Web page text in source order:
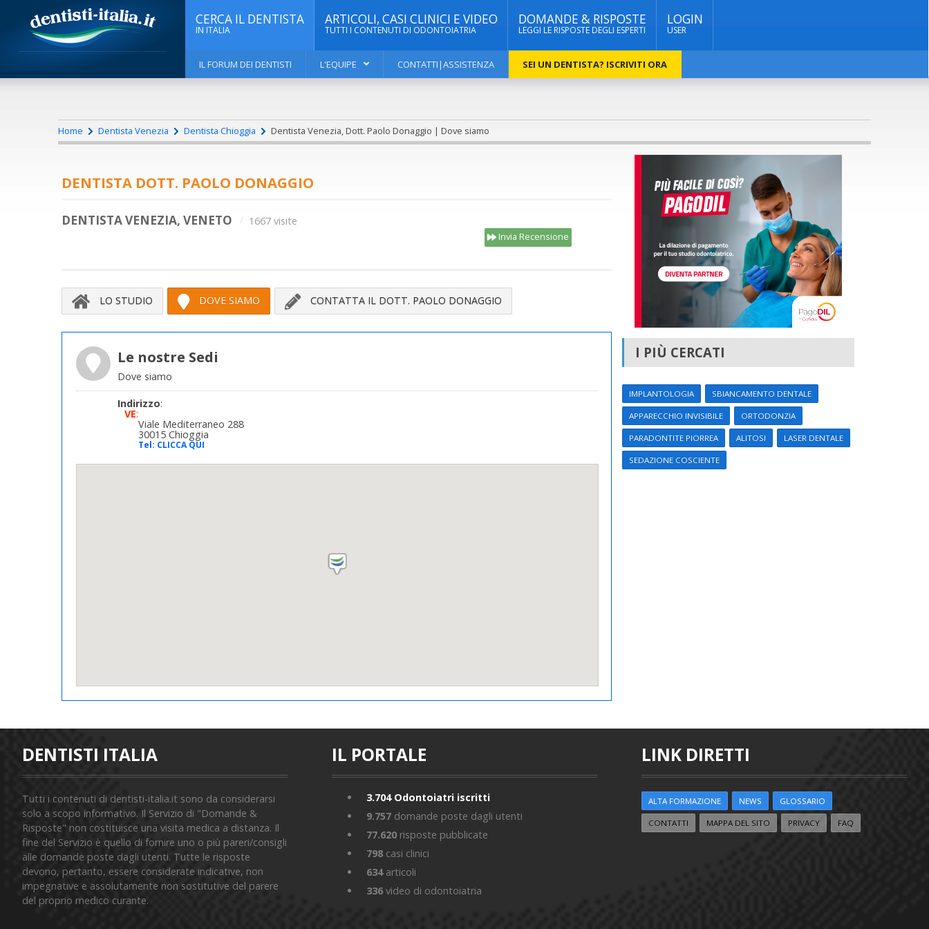
CERCA IL DENTISTA
IN ITALIA
ARTICOLI, CASI CLINICI E VIDEO
TUTTI I CONTENUTI DI ODONTOIATRIA
DOMANDE & RISPOSTE
LEGGI LE RISPOSTE DEGLI ESPERTI
LOGIN
USER
IL FORUM DEI DENTISTI L'EQUIPE CONTATTI|ASSISTENZA SEI UN DENTISTA? ISCRIVITI ORA
Home Dentista Venezia Dentista Chioggia Dentista Venezia, Dott. Paolo Donaggio | Dove siamo
DENTISTA DOTT. PAOLO DONAGGIO
DENTISTA VENEZIA, VENETO 1667 visite
Invia Recensione
LO STUDIO DOVE SIAMO CONTATTA IL DOTT. PAOLO DONAGGIO
Le nostre Sedi
Dove siamo
Indirizzo:
VE:
Viale Mediterraneo 288
30015 Chioggia
Tel: CLICCA QUI
I PIÙ CERCATI
IMPLANTOLOGIA SBIANCAMENTO DENTALE
APPARECCHIO INVISIBILE ORTODONZIA
PARADONTITE PIORREA ALITOSI LASER DENTALE
SEDAZIONE COSCIENTE
DENTISTI ITALIA
Tutti i contenuti di dentisti-italia.it sono da considerarsi
solo a scopo informativo. Il Servizio di "Domande &
Risposte" non costituisce una visita medica a distanza. Il
fine del Servizio è quello di fornire uno o più pareri/consigli
alle domande poste dagli utenti. Tutte le risposte
devono, pertanto, essere considerate indicative, non
impegnative e assolutamente non sostitutive del parere
del proprio medico curante.
IL PORTALE
3.704Odontoiatri iscritti
9.757 domande poste dagli utenti
77.620 risposte pubblicate
798 casi clinici
634articoli
336 video di odontoiatria
LINK DIRETTI
ALTA FORMAZIONE NEWS GLOSSARIO
CONTATTI MAPPA DEL SITO PRIVACY FAQ